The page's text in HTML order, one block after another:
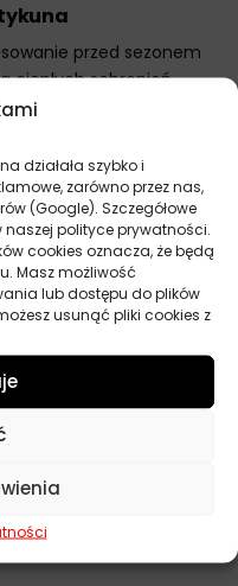
działała szybko i
zarówno przez nas,
(Google). Szczegółowe
polityce prywatności.
cookies oznacza, że będą
Masz możliwość
lub dostępu do plików
usunąć pliki cookies z
przed sezonem
ciepłych schronień.
śladów obecności
elementy. Kombinacja z
zwiększa
także na ściany i
Jeden pojemnik wystarcza
miesięcy przy
sprawiają że
przebywających w